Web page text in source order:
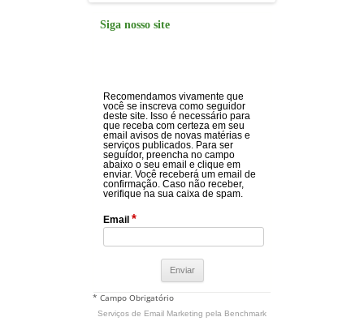
Siga nosso site
Recomendamos vivamente que
você se inscreva como seguidor
deste site. Isso é necessário para
que receba com certeza em seu
email avisos de novas matérias e
serviços publicados. Para ser
seguidor, preencha no campo
abaixo o seu email e clique em
enviar. Você receberá um email de
confirmação. Caso não receber,
verifique na sua caixa de spam.
Email *
* Campo Obrigatório
Serviços de Email Marketing pela Benchmark